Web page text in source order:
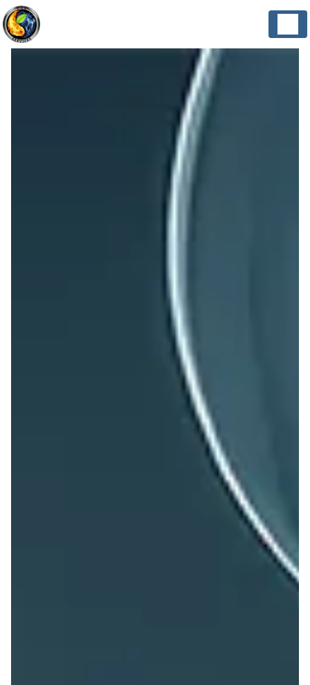
Panneau de gestion des cookies